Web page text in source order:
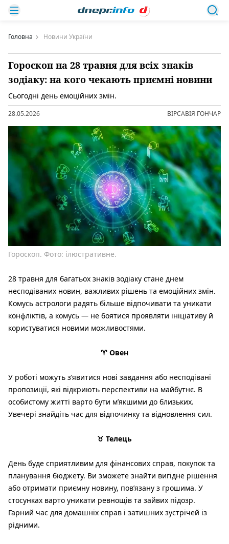
Головна Новини України
Гороскоп на 28 травня для всіх знаків
зодіаку: на кого чекають приємні новини
Сьогодні день емоційних змін.
28.05.2026 ВІРСАВІЯ ГОНЧАР
Гороскоп. Фото: ілюстративне.
28 травня для багатьох знаків зодіаку стане днем
несподіваних новин, важливих рішень та емоційних змін.
Комусь астрологи радять більше відпочивати та уникати
конфліктів, а комусь — не боятися проявляти ініціативу й
користуватися новими можливостями.
♈ Овен
У роботі можуть з’явитися нові завдання або несподівані
пропозиції, які відкриють перспективи на майбутнє. В
особистому житті варто бути м’якшими до близьких.
Увечері знайдіть час для відпочинку та відновлення сил.
♉ Телець
День буде сприятливим для фінансових справ, покупок та
планування бюджету. Ви зможете знайти вигідне рішення
або отримати приємну новину, пов’язану з грошима. У
стосунках варто уникати ревнощів та зайвих підозр.
Гарний час для домашніх справ і затишних зустрічей із
рідними.